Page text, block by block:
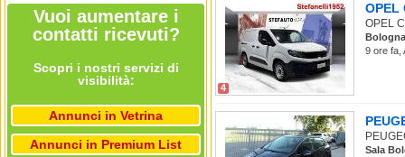
Vuoi aumentare i
contatti ricevuti?
Scopri i nostri servizi di
visibilità:
Annunci in Vetrina
Annunci in Premium List
4
OPEL
OPEL
Bologna
9 ore fa,
Sala